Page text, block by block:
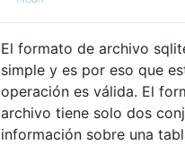
El formato de archivo
simple y es por eso que
operación es válida. El
archivo tiene solo dos
información sobre una